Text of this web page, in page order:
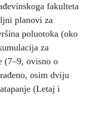
fakulteta
planovi za
poluotoka (oko
za
(7–9, ovisno o
osim dviju
(Letaj i